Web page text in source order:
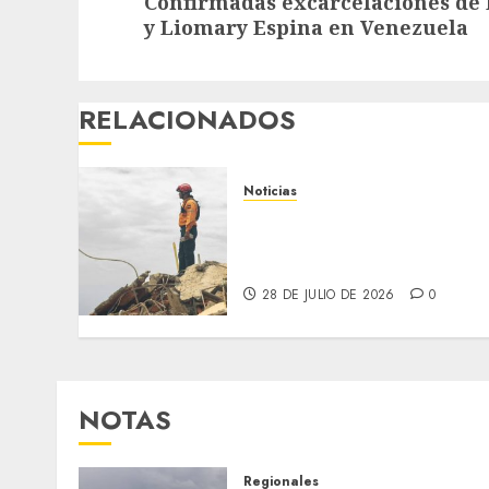
post:
y Liomary Espina en Venezuela
RELACIONADOS
Noticias
28 DE JULIO DE 2026 0
NOTAS
Regionales